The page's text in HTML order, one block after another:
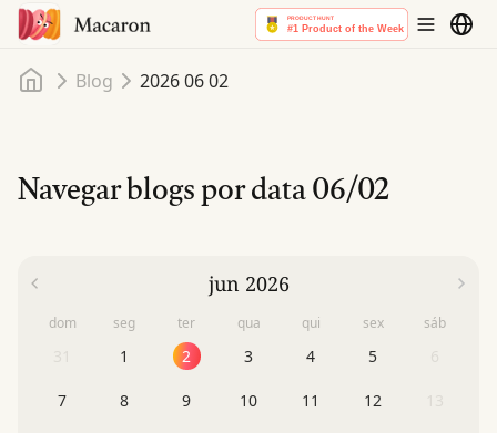
InícioBlog 2026 06 02
Navegar blogs por data06/02
jun 2026
dom seg ter qua qui sex sáb
1 2 3 4 5
7 8 9 10 11 12